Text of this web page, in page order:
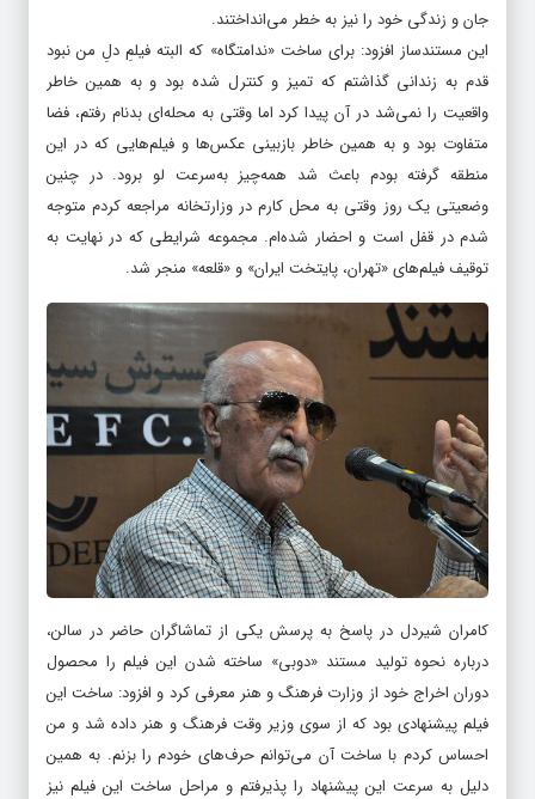
جان و زندگی خود را نیز به خطر می‌انداختند.
این مستندساز افزود: برای ساخت «ندامتگاه» که البته فیلمِ دلِ من نبود
قدم به زندانی گذاشتم که تمیز و کنترل شده بود و به همین خاطر
واقعیت را نمی‌شد در آن پیدا کرد اما وقتی به محله‌ای بدنام رفتم، فضا
متفاوت بود و به همین خاطر بازبینی عکس‌ها و فیلم‌هایی که در این
منطقه گرفته بودم باعث شد همه‌چیز به‌سرعت لو برود. در چنین
وضعیتی یک روز وقتی به محل کارم در وزارتخانه مراجعه کردم متوجه
شدم در قفل است و احضار شده‌ام. مجموعه شرایطی که در نهایت به
توقیف فیلم‌های «تهران، پایتخت ایران» و «قلعه» منجر شد.
کامران شیردل در پاسخ به پرسش یکی از تماشاگران حاضر در سالن،
درباره نحوه تولید مستند «دوبی» ساخته شدن این فیلم را محصول
دوران اخراج خود از وزارت فرهنگ و هنر معرفی کرد و افزود: ساخت این
فیلم پیشنهادی بود که از سوی وزیر وقت فرهنگ و هنر داده شد و من
احساس کردم با ساخت آن می‌توانم حرف‌های خودم را بزنم. به همین
دلیل به‌ سرعت این پیشنهاد را پذیرفتم و مراحل ساخت این فیلم نیز